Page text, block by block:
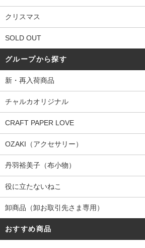
クリスマス
SOLD OUT
グループから探す
新・再入荷商品
チャルカオリジナル
CRAFT PAPER LOVE
OZAKI（アクセサリー）
丹羽裕美子（布小物）
役に立たないねこ
卸商品（卸お取引先さま専用）
おすすめ商品